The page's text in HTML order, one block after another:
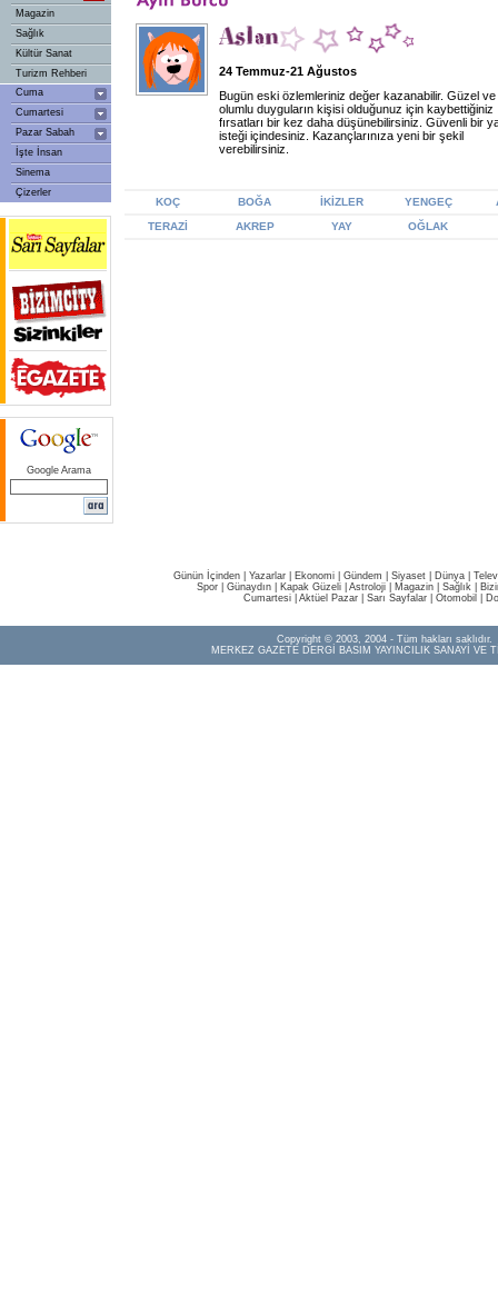
Magazin
Sağlık
Kültür Sanat
Turizm Rehberi
Cuma
Cumartesi
Pazar Sabah
İşte İnsan
Sinema
Çizerler
Google Arama
24 Temmuz-21 Ağustos
Bugün eski özlemleriniz değer kazanabilir. Güzel ve
olumlu duyguların kişisi olduğunuz için kaybettiğiniz
fırsatları bir kez daha düşünebilirsiniz. Güvenli bir
isteği içindesiniz. Kazançlarınıza yeni bir şekil
verebilirsiniz.
KOÇ BOĞA İKİZLER YENGEÇ
TERAZİ
AKREP YAY OĞLAK
Günün İçinden Yazarlar Ekonomi Gündem Siyaset Dünya |
Spor
Günaydın Kapak Güzeli Astroloji Magazin Sağlık
Cumartesi| Aktüel Pazar| Sarı Sayfalar| Otomobil
Copyright © 2003, 2004 - Tüm hakları saklıdır.
MERKEZ GAZETE DERGİ BASIM YAYINCILIK SANAYİ VE